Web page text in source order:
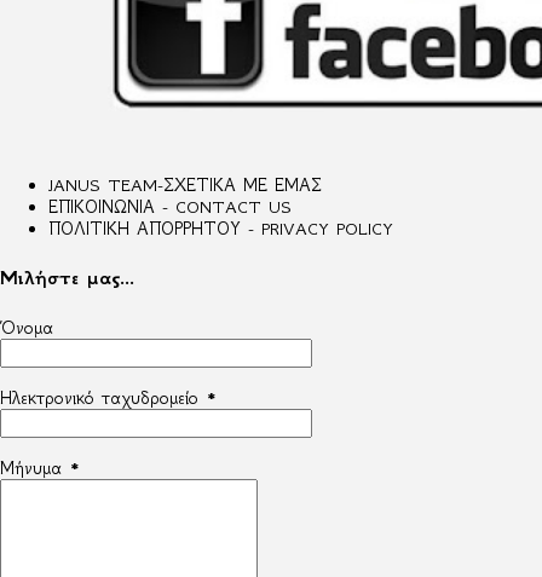
JANUS TEAM-ΣΧΕΤΙΚΑ ΜΕ ΕΜΑΣ
ΕΠΙΚΟΙΝΩΝΙΑ - CONTACT US
ΠΟΛΙΤΙΚΗ ΑΠΟΡΡΗΤΟΥ - PRIVACY POLICY
Μιλήστε μας...
Όνομα
Ηλεκτρονικό ταχυδρομείο *
Μήνυμα *